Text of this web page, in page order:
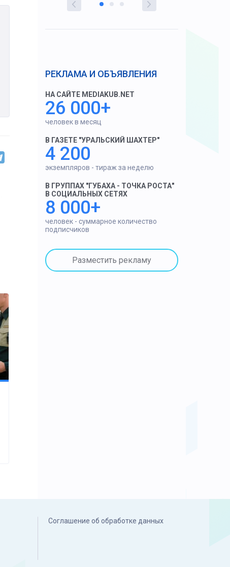
РЕКЛАМА И ОБЪЯВЛЕНИЯ
НА САЙТЕ MEDIAKUB.NET
26 000+
человек в месяц
В ГАЗЕТЕ "УРАЛЬСКИЙ ШАХТЕР"
4 200
экземпляров - тираж за неделю
В ГРУППАХ "ГУБАХА - ТОЧКА РОСТА"
В СОЦИАЛЬНЫХ СЕТЯХ
8 000+
человек - суммарное количество
подписчиков
Разместить рекламу
Соглашение об обработке данных